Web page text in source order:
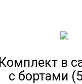
Комплект в
с бортами